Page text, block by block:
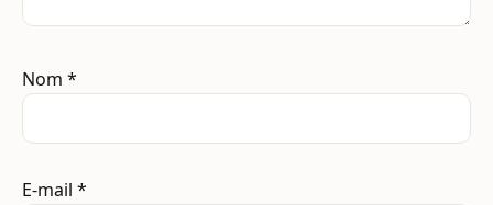
Nom *
E-mail *